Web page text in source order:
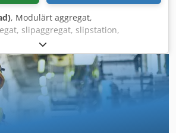
, Modulärt aggregat,
slipaggregat, slipstation,
kantslip, kantslipmaskin,
bandslipmaskin -Bandslipaggregat:
Dcjdpfx Ajzrfb Usbzek -Typ: tyvärr
-Trummotor: Perske, typ DKAL
varv/min -Rulle: Ø 183 x 370 mm -
mm -Enskilda komponenter: se
1110/560/H300 mm -Vikt: 195 kg